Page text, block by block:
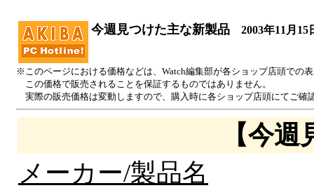
今週見つけた主な新製品 2003年11月15
※このページにおける価格などは、Watch編集部が各ショップ店頭での
この価格で販売されることを保証するものではありません。
実際の販売価格は変動しますので、購入時に各ショップ店頭にてご確
【今
メーカー/製品名